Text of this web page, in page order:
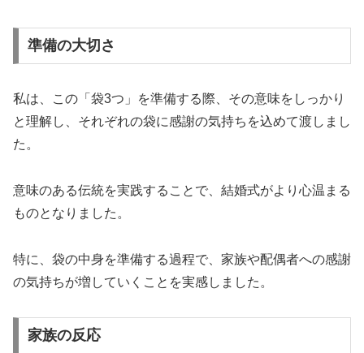
準備の大切さ
私は、この「袋3つ」を準備する際、その意味をしっかり
と理解し、それぞれの袋に感謝の気持ちを込めて渡しまし
た。
意味のある伝統を実践することで、結婚式がより心温まる
ものとなりました。
特に、袋の中身を準備する過程で、家族や配偶者への感謝
の気持ちが増していくことを実感しました。
家族の反応